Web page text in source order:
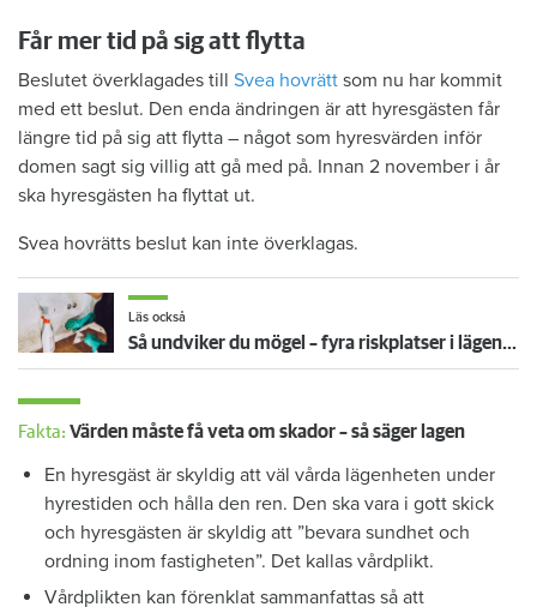
Får mer tid på sig att flytta
Beslutet överklagades till Svea hovrätt som nu har kommit
med ett beslut. Den enda ändringen är att hyresgästen får
längre tid på sig att flytta – något som hyresvärden inför
domen sagt sig villig att gå med på. Innan 2 november i år
ska hyresgästen ha flyttat ut.
Svea hovrätts beslut kan inte överklagas.
Läs också
Så undviker du mögel – fyra riskplatser i lägenheten: ”Måste städa bort”
Fakta: Värden måste få veta om skador – så säger lagen
En hyresgäst är skyldig att väl vårda lägenheten under
hyrestiden och hålla den ren. Den ska vara i gott skick
och hyresgästen är skyldig att ”bevara sundhet och
ordning inom fastigheten”. Det kallas vårdplikt.
Vårdplikten kan förenklat sammanfattas så att